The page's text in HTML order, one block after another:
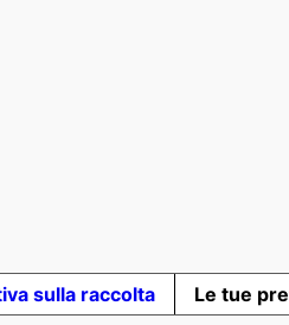
sulla raccolta Le tue